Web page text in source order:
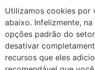
Utilizamos cookies por
abaixo. Infelizmente,
opções padrão do
desativar
recursos que eles